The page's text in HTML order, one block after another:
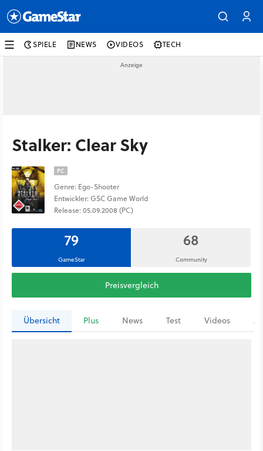
SPIELE NEWS VIDEOS TECH
Stalker: Clear Sky
PC
Genre: Ego-Shooter
Entwickler: GSC Game World
Release: 05.09.2008 (PC)
79
GameStar
68
Community
Preisvergleich
Übersicht Plus News Test Videos